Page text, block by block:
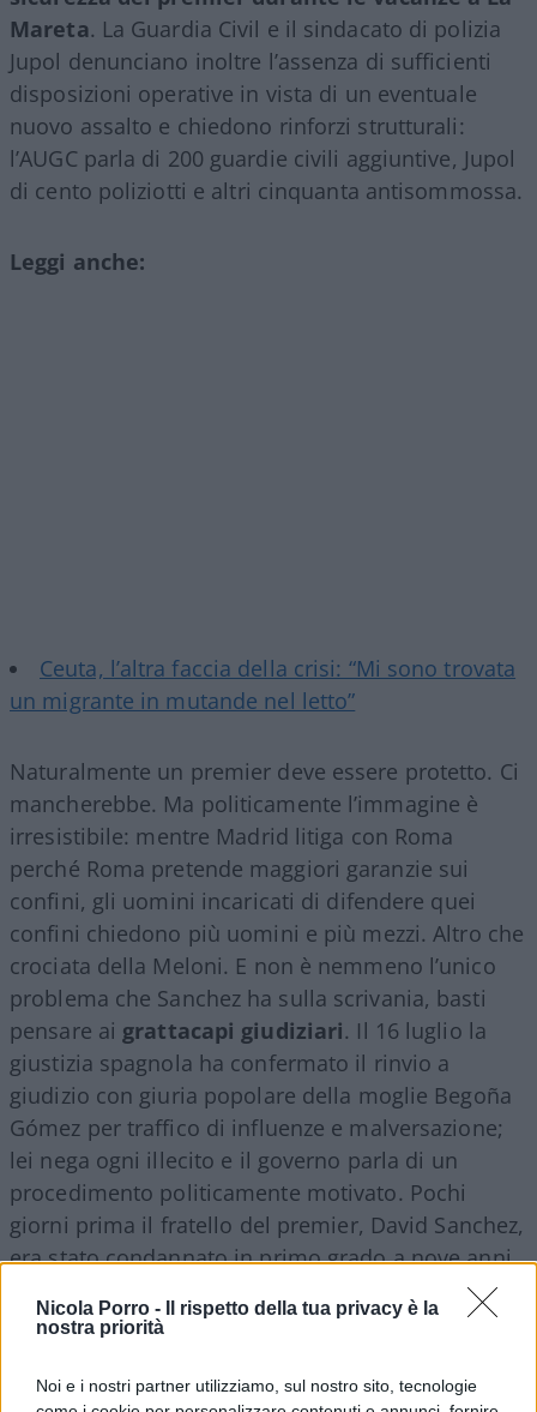
Nicola Porro -
Il rispetto della tua privacy è la
nostra priorità
Noi e i nostri partner utilizziamo, sul nostro sito, tecnologie
Mareta. La Guardia Civil e il sindacato di polizia
Jupol denunciano inoltre l’assenza di sufficienti
disposizioni operative in vista di un eventuale
nuovo assalto e chiedono rinforzi strutturali:
l’AUGC parla di 200 guardie civili aggiuntive, Jupol
di cento poliziotti e altri cinquanta antisommossa.
Leggi anche:
Ceuta, l’altra faccia della crisi: “Mi sono trovata
un migrante in mutande nel letto”
Naturalmente un premier deve essere protetto. Ci
mancherebbe. Ma politicamente l’immagine è
irresistibile: mentre Madrid litiga con Roma
perché Roma pretende maggiori garanzie sui
confini, gli uomini incaricati di difendere quei
confini chiedono più uomini e più mezzi. Altro che
crociata della Meloni. E non è nemmeno l’unico
problema che Sanchez ha sulla scrivania, basti
pensare ai grattacapi giudiziari. Il 16 luglio la
giustizia spagnola ha confermato il rinvio a
giudizio con giuria popolare della moglie Begoña
Gómez per traffico di influenze e malversazione;
lei nega ogni illecito e il governo parla di un
procedimento politicamente motivato. Pochi
giorni prima il fratello del premier, David Sanchez,
era stato condannato in primo grado a nove anni
prevaricazione amministrativa, sentenza che può
coinvolto uomini che hanno fatto parte